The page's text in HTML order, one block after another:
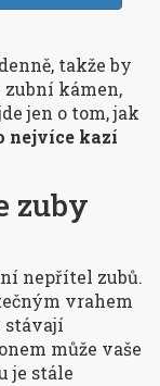
takže by
kámen,
jen o tom, jak
nejvíce kazí
zuby
nepřítel zubů.
vrahem
stávají
může vaše
je stále